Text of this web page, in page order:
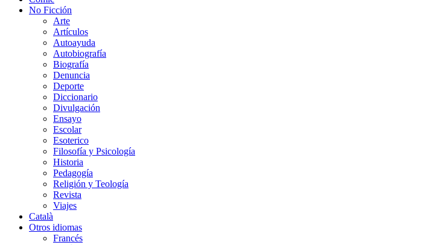
No Ficción
Arte
Artículos
Autoayuda
Autobiografía
Biografía
Denuncia
Deporte
Diccionario
Divulgación
Ensayo
Escolar
Esoterico
Filosofía y Psicología
Historia
Pedagogía
Religión y Teología
Revista
Viajes
Català
Otros idiomas
Francés